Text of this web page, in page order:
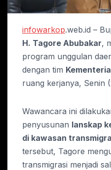
infowarkop.web.id –
H. Tagore Abubakar,
program unggulan
dengan tim
ruang kerjanya, Senin
Wawancara ini
penyusunan lanskap
di kawasan
tersebut, Tagore
transmigrasi menjadi